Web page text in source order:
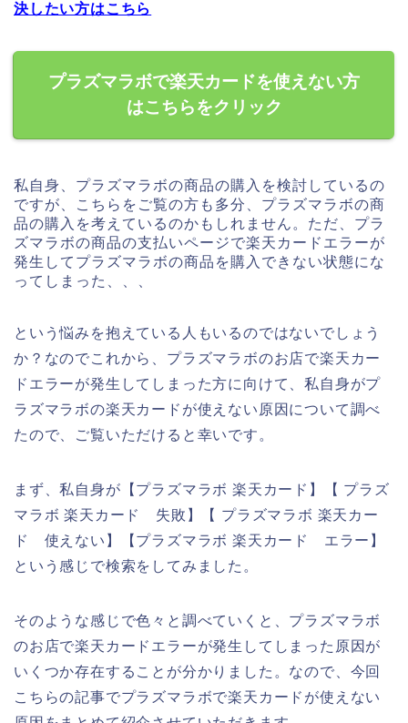
決したい方はこちら
プラズマラボで楽天カードを使えない方
はこちらをクリック
私自身、プラズマラボの商品の購入を検討しているの
ですが、こちらをご覧の方も多分、プラズマラボの商
品の購入を考えているのかもしれません。ただ、プラ
ズマラボの商品の支払いページで楽天カードエラーが
発生してプラズマラボの商品を購入できない状態にな
ってしまった、、、
という悩みを抱えている人もいるのではないでしょう
か？なのでこれから、プラズマラボのお店で楽天カー
ドエラーが発生してしまった方に向けて、私自身がプ
ラズマラボの楽天カードが使えない原因について調べ
たので、ご覧いただけると幸いです。
まず、私自身が【プラズマラボ 楽天カード】【 プラズ
マラボ 楽天カード 失敗】【 プラズマラボ 楽天カー
ド 使えない】【プラズマラボ 楽天カード エラー】
という感じで検索をしてみました。
そのような感じで色々と調べていくと、プラズマラボ
のお店で楽天カードエラーが発生してしまった原因が
いくつか存在することが分かりました。なので、今回
こちらの記事でプラズマラボで楽天カードが使えない